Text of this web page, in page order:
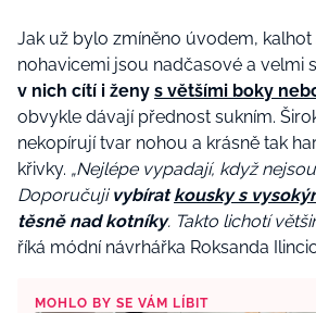
Jak už bylo zmíněno úvodem, kalhot
nohavicemi jsou nadčasové a velmi
v nich cítí i ženy s většími boky
obvykle dávají přednost sukním.
nekopírují tvar nohou a krásně tak
křivky. „Nejlépe vypadají, když
Doporučuji vybíratkousky s
těsně nad kotníky. Takto lichotí
říká módní návrhářka Roksanda
MOHLO BY SE VÁM LÍBIT